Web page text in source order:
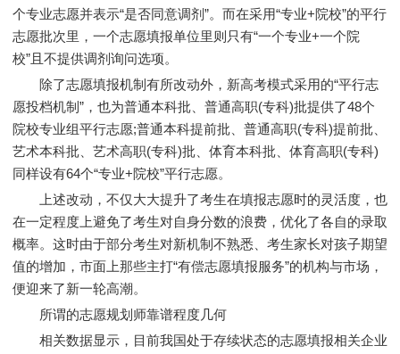
个专业志愿并表示“是否同意调剂”。而在采用“专业+院校”的平行
志愿批次里，一个志愿填报单位里则只有“一个专业+一个院
校”且不提供调剂询问选项。
除了志愿填报机制有所改动外，新高考模式采用的“平行志
愿投档机制”，也为普通本科批、普通高职(专科)批提供了48个
院校专业组平行志愿;普通本科提前批、普通高职(专科)提前批、
艺术本科批、艺术高职(专科)批、体育本科批、体育高职(专科)
同样设有64个“专业+院校”平行志愿。
上述改动，不仅大大提升了考生在填报志愿时的灵活度，也
在一定程度上避免了考生对自身分数的浪费，优化了各自的录取
概率。这时由于部分考生对新机制不熟悉、考生家长对孩子期望
值的增加，市面上那些主打“有偿志愿填报服务”的机构与市场，
便迎来了新一轮高潮。
所谓的志愿规划师靠谱程度几何
相关数据显示，目前我国处于存续状态的志愿填报相关企业